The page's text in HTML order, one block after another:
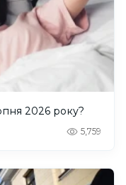
2026 року?
5,759